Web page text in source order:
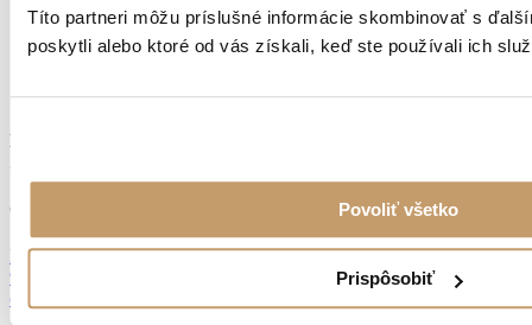
Títo partneri môžu príslušné informácie skombinovať s
poskytli alebo ktoré od vás získali, keď ste používali ich
Povoliť všetko
Prispôsobiť
KVALITNÁ OCEĽ
Z NEMECKA
Osobný odber
Dobronivská cesta č.6
96001 Zvolen
od 9:00 do 14:00